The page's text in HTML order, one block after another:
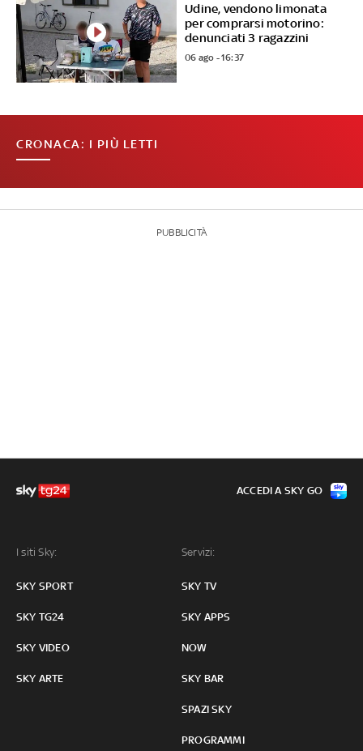
Udine, vendono limonata
per comprarsi motorino:
denunciati 3 ragazzini
06 ago - 16:37
CRONACA: I PIÙ LETTI
PUBBLICITÀ
I siti Sky:
SKY SPORT
SKY TG24
SKY VIDEO
SKY ARTE
Servizi:
SKY TV
SKY APPS
NOW
SKY BAR
SPAZI SKY
PROGRAMMI
ACCEDI A SKY GO